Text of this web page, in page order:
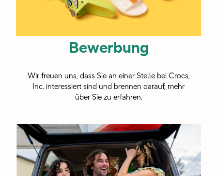
ihnen
zu
interagieren
und
etwas
ihnen
zu
kreieren,
Bewerbung
Wir freuen uns, dass Sie an einer Stelle bei Crocs,
Inc. interessiert sind und brennen darauf, mehr
über Sie zu erfahren.